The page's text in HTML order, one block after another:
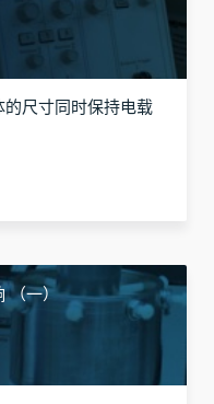
尺寸同时保持电载
（一）